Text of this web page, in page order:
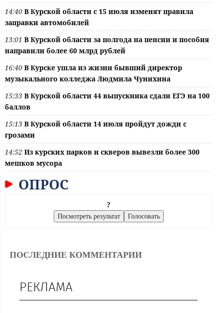
14:40 В Курской области с 15 июля изменят правила
заправки автомобилей
13:01 В Курской области за полгода на пенсии и пособия
направили более 60 млрд рублей
16:40 В Курске ушла из жизни бывший директор
музыкального колледжа Людмила Чунихина
15:33 В Курской области 44 выпускника сдали ЕГЭ на 100
баллов
15:13 В Курской области 14 июля пройдут дожди с
грозами
14:52 Из курских парков и скверов вывезли более 300
мешков мусора
ОПРОС
?
ПОСЛЕДНИЕ КОММЕНТАРИИ
РЕКЛАМА